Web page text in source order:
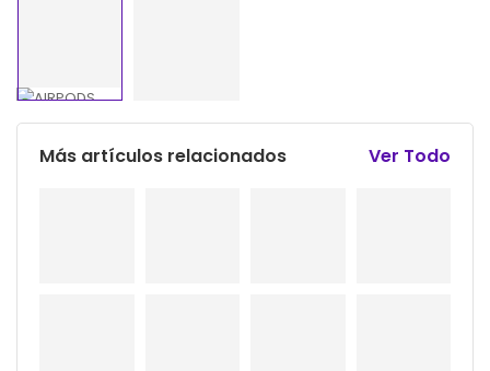
Más artículos relacionados Ver Todo